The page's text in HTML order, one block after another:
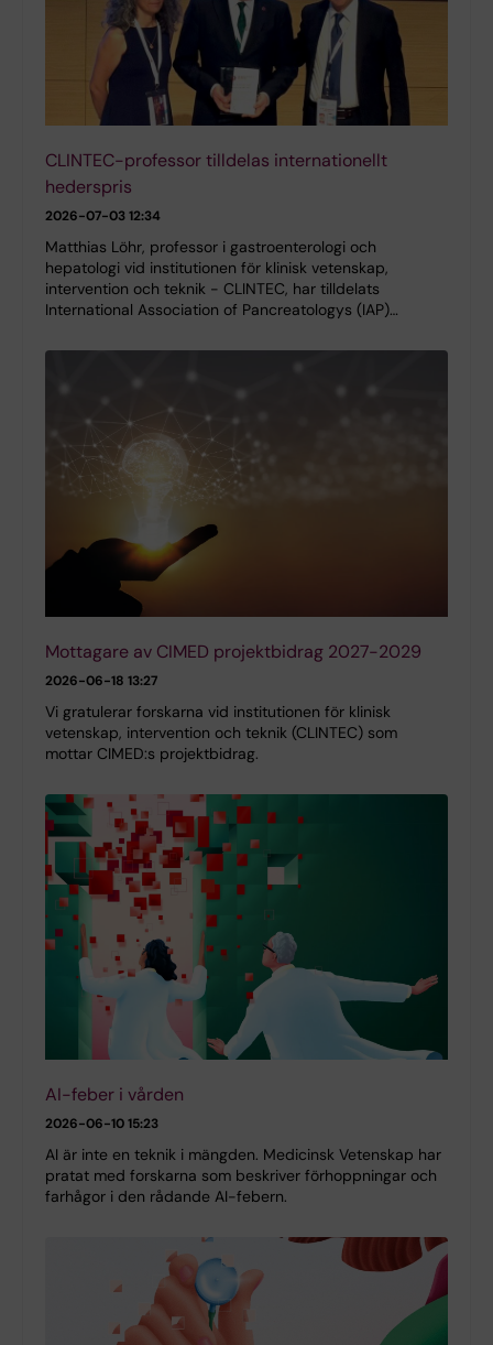
CLINTEC-professor tilldelas internationellt
hederspris
2026-07-03 12:34
Matthias Löhr, professor i gastroenterologi och
hepatologi vid institutionen för klinisk vetenskap,
intervention och teknik - CLINTEC, har tilldelats
International Association of Pancreatologys (IAP)…
Mottagare av CIMED projektbidrag 2027-2029
2026-06-18 13:27
Vi gratulerar forskarna vid institutionen för klinisk
vetenskap, intervention och teknik (CLINTEC) som
mottar CIMED:s projektbidrag.
AI-feber i vården
2026-06-10 15:23
AI är inte en teknik i mängden. Medicinsk Vetenskap har
pratat med forskarna som beskriver förhoppningar och
farhågor i den rådande AI-febern.